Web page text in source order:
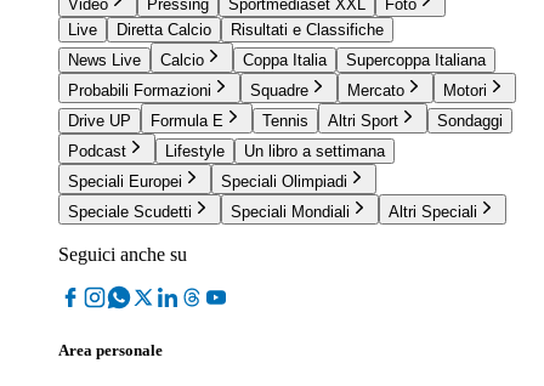
Video Pressing Sportmediaset XXL
Foto
Live
Diretta Calcio
Risultati e Classifiche
News Live
Calcio Coppa Italia
Supercoppa Italiana
Probabili Formazioni
Squadre Mercato
Motori
Drive UP
Formula E Tennis Altri Sport
Sondaggi
Podcast
Lifestyle
Un libro a settimana
Speciali Europei
Speciali Olimpiadi
Speciale Scudetti
Speciali Mondiali Altri Speciali
Seguici anche su
Area personale